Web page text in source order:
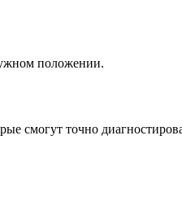
положении.
смогут точно